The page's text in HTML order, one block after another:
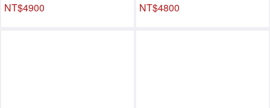
NT$4900 NT$4800